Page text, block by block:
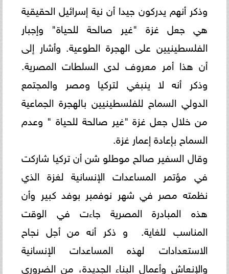
وذكر أنهم يدركون جيدا أن نية إسرائيل الحقيقية
هي جعل غزة "غير صالحة للحياة" وإجبار
الفلسطينيين على الهجرة الطوعية. ‏وأشار إلى
أن هذا أمر معروف لدى السلطات المصرية.
وذكر أنه لا ينبغي لتركيا ومصر والمجتمع
الدولي السماح للفلسطينيين ‏بالهجرة الجماعية
من خلال جعل غزة "غير صالحة للحياة " وعدم
السماح بإعادة إعمار غزة. ‏‎
وقال السفير صالح موطلو شن أن تركيا شاركت
في مؤتمر المساعدات الإنسانية لغزة الذي
نظمته مصر في شهر نوفمبر بوفد ‏كبير وأن
هذه المبادرة المصرية جاءت في الوقت
المناسب للغاية. ‏‎‏ و ذكر أنه من أجل نجاح
الاستعدادات لهذه المساعدات ‏الإنسانية
والإنعاش وأعمال البناء الجديدة، من الضروري